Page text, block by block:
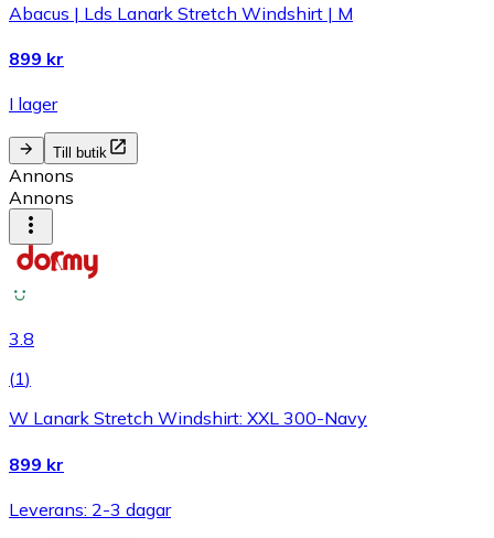
Abacus | Lds Lanark Stretch Windshirt | M
899 kr
I lager
Till butik
Annons
Annons
3.8
(1)
W Lanark Stretch Windshirt: XXL 300-Navy
899 kr
Leverans: 2-3 dagar